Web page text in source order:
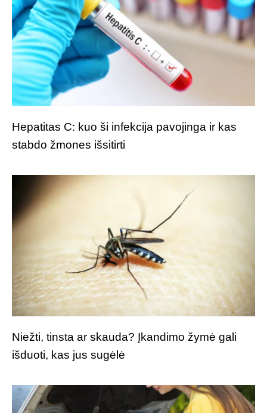
Hepatitas C: kuo ši infekcija pavojinga ir kas
stabdo žmones išsitirti
Niežti, tinsta ar skauda? Įkandimo žymė gali
išduoti, kas jus sugėlė